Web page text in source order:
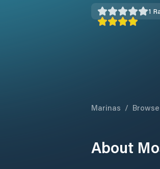
1
Marinas / Browse
About